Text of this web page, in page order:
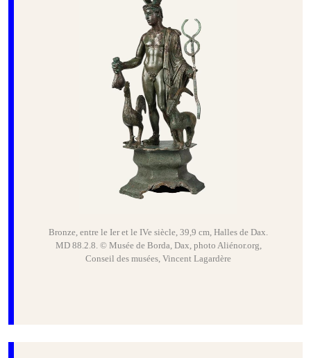
Bronze, entre le Ier et le IVe siècle, 39,9 cm, Halles de Dax.
MD 88.2.8. © Musée de Borda, Dax, photo Aliénor.org,
Conseil des musées, Vincent Lagardère